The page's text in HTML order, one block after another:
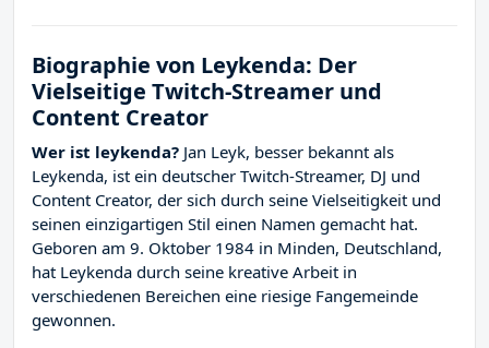
Biographie von Leykenda: Der
Vielseitige Twitch-Streamer und
Content Creator
Wer ist leykenda? Jan Leyk, besser bekannt als
Leykenda, ist ein deutscher Twitch-Streamer, DJ und
Content Creator, der sich durch seine Vielseitigkeit und
seinen einzigartigen Stil einen Namen gemacht hat.
Geboren am 9. Oktober 1984 in Minden, Deutschland,
hat Leykenda durch seine kreative Arbeit in
verschiedenen Bereichen eine riesige Fangemeinde
gewonnen.